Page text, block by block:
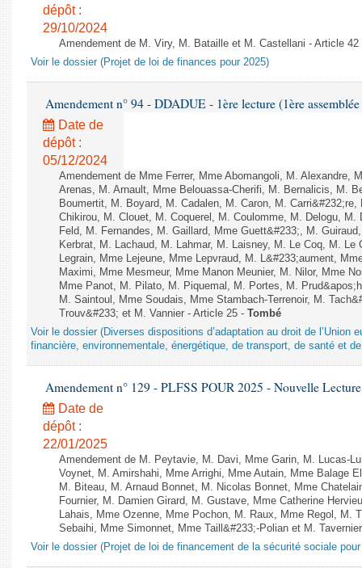
dépôt :
29/10/2024
Amendement de M. Viry, M. Bataille et M. Castellani - Article
Voir le dossier (Projet de loi de finances pour 2025)
Amendement n° 94 - DDADUE - 1ère lecture (1ère
Date de
dépôt :
05/12/2024
Amendement de Mme Ferrer, Mme Abomangoli, M. Alexandre,
Arenas, M. Arnault, Mme Belouassa-Cherifi, M. Bernalicis, M.
Boumertit, M. Boyard, M. Cadalen, M. Caron, M.
Chikirou, M. Clouet, M. Coquerel, M. Coulomme, M. Delogu, M.
Feld, M. Fernandes, M. Gaillard, Mme Guett&#233;, M.
Kerbrat, M. Lachaud, M. Lahmar, M. Laisney, M. Le Coq, M. Le
Legrain, Mme Lejeune, Mme Lepvraud, M. L&#233;aument,
Maximi, Mme Mesmeur, Mme Manon Meunier, M. Nilor, Mme
Mme Panot, M. Pilato, M. Piquemal, M. Portes, M.
M. Saintoul, Mme Soudais, Mme Stambach-Terrenoir, M.
Trouv&#233; et M. Vannier - Article 25 - Tombé
Voir le dossier (Diverses dispositions d’adaptation au droit de l’Union
financière, environnementale, énergétique, de transport, de santé et
Amendement n° 129 - PLFSS POUR 2025 - Nouvelle
Date de
dépôt :
22/01/2025
Amendement de M. Peytavie, M. Davi, Mme Garin, M. Lucas-
Voynet, M. Amirshahi, Mme Arrighi, Mme Autain, Mme Balage
M. Biteau, M. Arnaud Bonnet, M. Nicolas Bonnet, Mme
Fournier, M. Damien Girard, M. Gustave, Mme Catherine
Lahais, Mme Ozenne, Mme Pochon, M. Raux, Mme Regol, M.
Sebaihi, Mme Simonnet, Mme Taill&#233;-Polian et M.
Voir le dossier (Projet de loi de financement de la sécurité sociale pour